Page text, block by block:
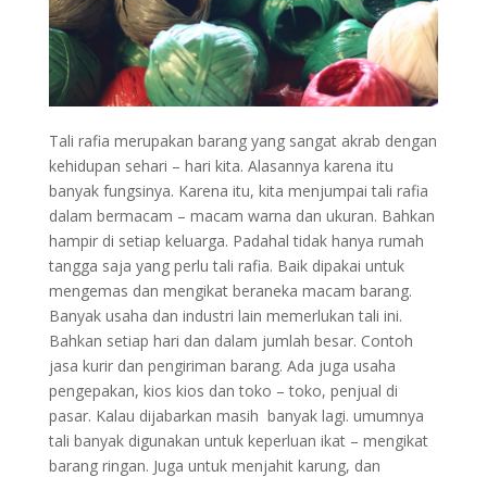
Tali rafia merupakan barang yang sangat akrab dengan
kehidupan sehari – hari kita. Alasannya karena itu
banyak fungsinya. Karena itu, kita menjumpai tali rafia
dalam bermacam – macam warna dan ukuran. Bahkan
hampir di setiap keluarga. Padahal tidak hanya rumah
tangga saja yang perlu tali rafia. Baik dipakai untuk
mengemas dan mengikat beraneka macam barang.
Banyak usaha dan industri lain memerlukan tali ini.
Bahkan setiap hari dan dalam jumlah besar. Contoh
jasa kurir dan pengiriman barang. Ada juga usaha
pengepakan, kios kios dan toko – toko, penjual di
pasar. Kalau dijabarkan masih banyak lagi. umumnya
tali banyak digunakan untuk keperluan ikat – mengikat
barang ringan. Juga untuk menjahit karung, dan